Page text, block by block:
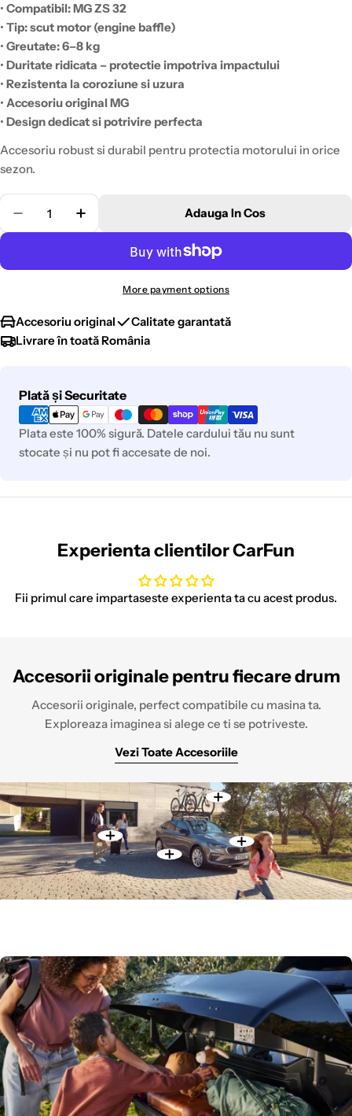
• Compatibil: MG ZS 32
• Tip: scut motor (engine baffle)
• Greutate: 6–8 kg
• Duritate ridicata – protectie impotriva impactului
• Rezistenta la coroziune si uzura
• Accesoriu original MG
• Design dedicat si potrivire perfecta
Accesoriu robust si durabil pentru protectia motorului in orice
sezon.
Cantitate
Scade Cantitatea Pentru Scut Motor Metalic Zs 32
Creste Cantitatea Pentru Scut Motor
Adauga In Cos
More payment options
Accesoriu original
Calitate garantată
Livrare în toată România
Plată și Securitate
Metode
de
plata
Plata este 100% sigură. Datele cardului tău nu sunt
stocate și nu pot fi accesate de noi.
Experienta clientilor CarFun
Fii primul care impartaseste experienta ta cu acest produs.
Accesorii originale pentru fiecare drum
Accesorii originale, perfect compatibile cu masina ta.
Exploreaza imaginea si alege ce ti se potriveste.
Vezi Toate Accesoriile